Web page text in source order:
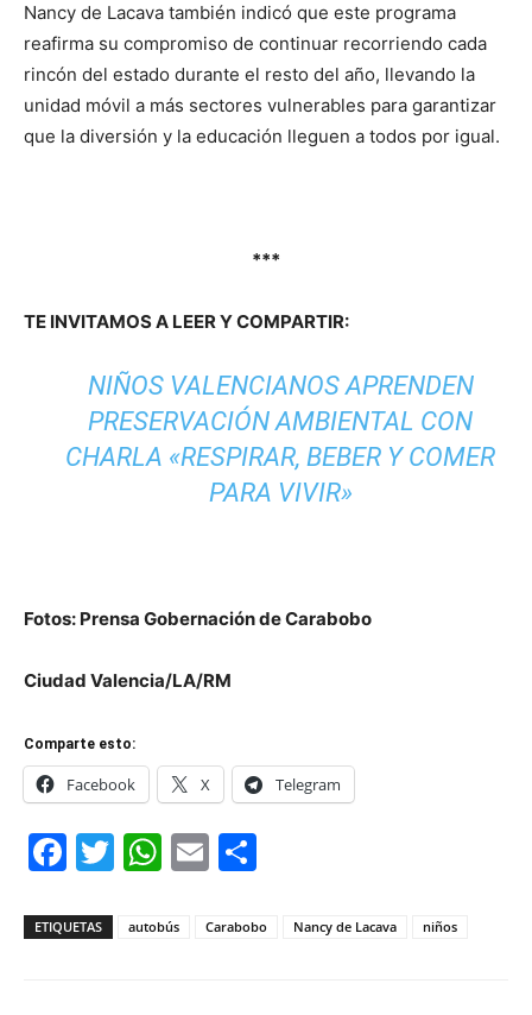
Nancy de Lacava también indicó que este programa
reafirma su compromiso de continuar recorriendo cada
rincón del estado durante el resto del año, llevando la
unidad móvil a más sectores vulnerables para garantizar
que la diversión y la educación lleguen a todos por igual.
***
TE INVITAMOS A LEER Y COMPARTIR:
NIÑOS VALENCIANOS APRENDEN
PRESERVACIÓN AMBIENTAL CON
CHARLA «RESPIRAR, BEBER Y COMER
PARA VIVIR»
Fotos: Prensa Gobernación de Carabobo
Ciudad Valencia/LA/RM
Comparte esto:
Facebook X Telegram
Facebook
Twitter
WhatsApp
Email
ETIQUETAS autobús Carabobo Nancy de Lacava niños